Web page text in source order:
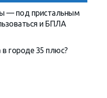
— под пристальным
и БПЛА
в городе 35 плюс?